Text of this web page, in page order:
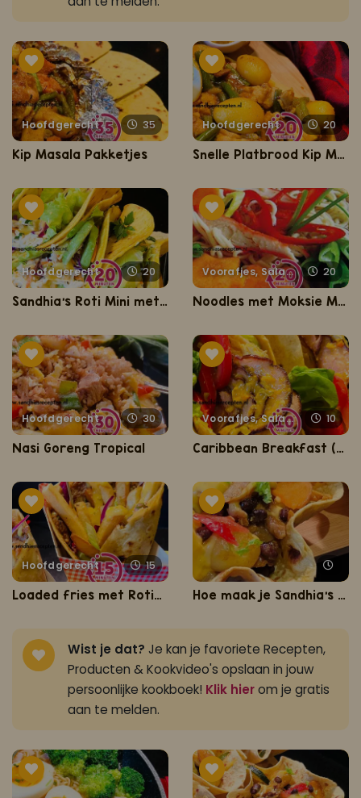
Hoofdgerecht 35
Kip Masala Pakketjes
Hoofdgerecht 20
Snelle Platbrood Kip Masala
Hoofdgerecht 20
Sandhia’s Roti Mini met chicken salad
Voorafjes, Salades, Hapjes en Lekkernijen 20
Noodles met Moksie Metie (noodles met Surinaamse rode ovenkip)
Hoofdgerecht 30
Nasi Goreng Tropical
Voorafjes, Salades, Hapjes en Lekkernijen 10
Caribbean Breakfast (Caribisch ontbijt)
Hoofdgerecht 15
Loaded fries met RotiChoti Hoe maak je Sandhia's Roti bowls?
Wist je dat? Je kan je favoriete Recepten,
Producten & Kookvideo's opslaan in jouw
persoonlijke kookboek! Klik hierom je gratis
aan te melden.